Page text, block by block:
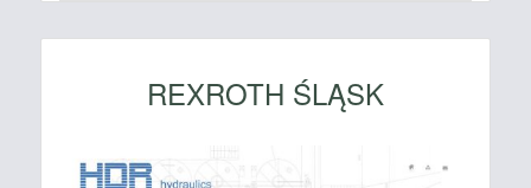
REXROTH ŚLĄSK